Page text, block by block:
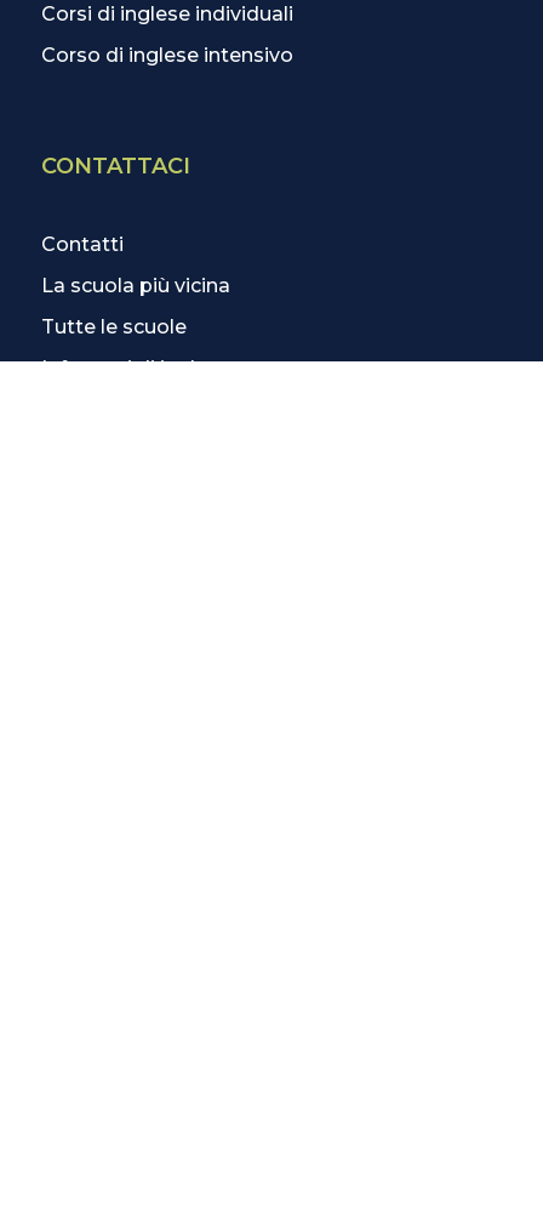
Corsi di inglese individuali
Corso di inglese intensivo
CONTATTACI
Contatti
La scuola più vicina
Tutte le scuole
Info corsi di inglese